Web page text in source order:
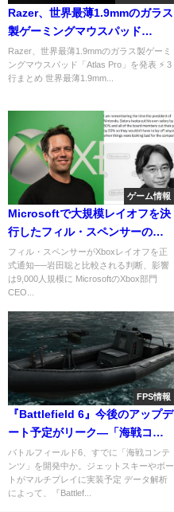
Razer、世界最薄1.9mmのガラス
製ゲーミングマウスパッド
「Atlas Pro」を発表
Razer、世界最薄1.9mmのガラス製ゲーミ
ングマウスパッド「Atlas Pro」を発表 ⚡ 3
行まとめ 世界最薄1.9mm...
ゲーム情報
Microsoftで大規模レイオフを決
行したフィル・スペンサーの内
部メモが流出─「社員を守った元
任天堂社長・岩田聡氏はGOATだ
った」と比較する声も
フィル・スペンサーがXboxレイオフを正
式通知──岩田聡と比較される判断、影響
は9,000人規模に MicrosoftのXbox部門
CEO...
FPS情報
『Battlefield 6』今後のアップデ
ート予定がリーク—「海戦コン
テンツ」がすでに開発段階？
バトルフィールド6、すでに「海戦コンテ
ンツ」を開発中か。ジェットスキーやボー
トがマルチプレイに実装予定 データ解析
によって、『Battlef...